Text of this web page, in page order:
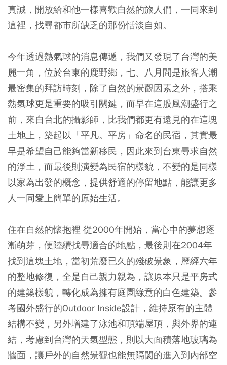
真誠，開放給和他一樣喜歡自然的旅人們，一同來到
這裡，找尋都市所缺乏的那份恬淡自如。
今年透過熱氣球的消息傳遞，我們又發現了台灣的美
麗一角，位於台東的鹿野鄉，七、八月間是旅客人潮
最密集的拜訪時刻，除了自然的景觀因素之外，搭乘
熱氣球更是重要的吸引關鍵，而早在這股風潮盛行之
前，來自台北的攝影師，比我們都更有遠見的在這塊
土地上，築起以「平凡。平房」命名的民宿，其實最
早是希望自己能夠當新移民，因此來到台東尋求自然
的淨土，而最後則演變為民宿的樣貌，不變的是同樣
以家為出發的概念，提供舒適的停留地點，能讓更多
人一同愛上簡單的原始生活。
住在自然的懷抱裡 從2000年開始，當心中的夢想逐
漸萌芽，便陸續找尋適合的地點，最後則在2004年
找到這塊土地，當初荒廢已久的殘破景象，歷經六年
的整地修復，全是自己親力親為，讓原本只是平房式
的建築樣貌，轉化成為擁有庭園綠意的白色建築。參
考國外盛行的Outdoor Inside設計，維持原有的主體
結構不變，另外增建了泳池和頂端屋頂，與外界的連
結，考慮到台灣的天氣型態，則以大面積落地玻璃為
牆面，讓戶外的自然景觀也能無隔閡的進入到內部空